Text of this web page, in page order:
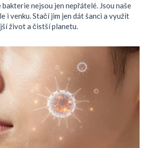
bakterie nejsou jen nepřátelé. Jsou naše
i venku. Stačí jim jen dát šanci a využít
život a čistší planetu.